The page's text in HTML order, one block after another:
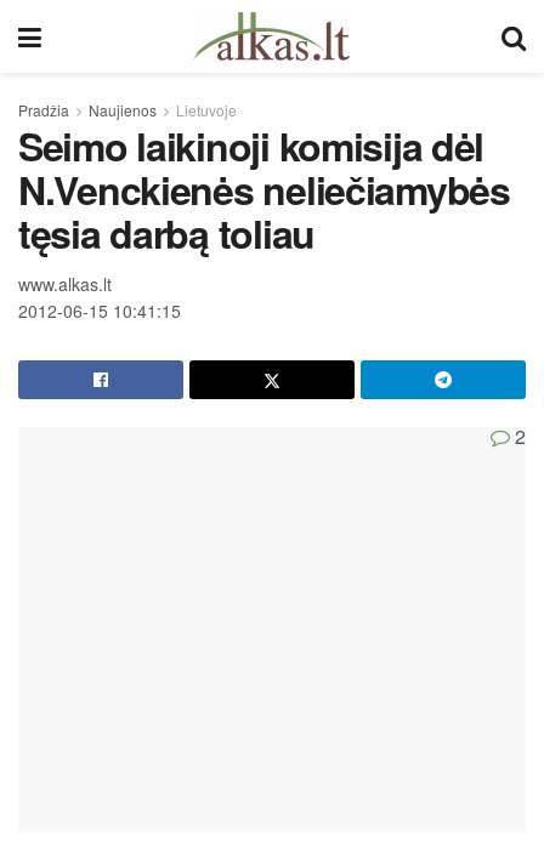
Pradžia Naujienos Lietuvoje
Seimo laikinoji komisija dėl
N.Venckienės neliečiamybės
tęsia darbą toliau
www.alkas.lt
2012-06-15 10:41:15
2